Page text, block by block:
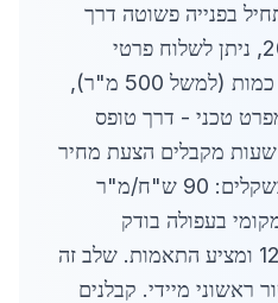
בפנייה פשוטה דרך
. בשנת 2026, ניתן לשלוח פרטי
הפרויקט - גודל רשתות, כמות (למשל 500 מ"ר),
10 מ"מ) ומפרט טכני - דרך טופס
מקוון או טלפון. תוך 24 שעות מקבלים הצעת מחיר
מפורטת, כולל מחירים בשקלים: 90 ש"ח/מ"ר
בעפולה בודק
התאמה לתקן 1221:2026 ומציע התאמות. שלב זה
אישור ראשוני מיידי. קבלנים